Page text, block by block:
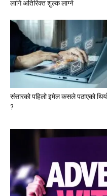
लागि अतिरिक्त शुल्क लाग्ने
संसारको पहिलो इमेल कसले पठाएको
?